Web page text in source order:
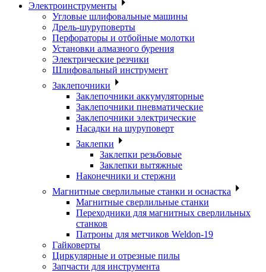
Электроинструменты
Угловые шлифовальные машины
Дрель-шуруповерты
Перфораторы и отбойные молотки
Установки алмазного бурения
Электрические резчики
Шлифовальный инструмент
Заклепочники
Заклепочники аккумуляторные
Заклепочники пневматические
Заклепочники электрические
Насадки на шуруповерт
Заклепки
Заклепки резьбовые
Заклепки вытяжные
Наконечники и стержни
Магнитные сверлильные станки и оснастка
Магнитные сверлильные станки
Переходники для магнитных сверлильных
станков
Патроны для метчиков Weldon-19
Гайковерты
Циркулярные и отрезные пилы
Запчасти для инструмента